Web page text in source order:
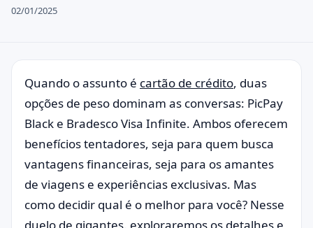
Legal
02/01/2025
Quando o assunto é cartão de crédito, duas
opções de peso dominam as conversas: PicPay
Black e Bradesco Visa Infinite. Ambos oferecem
benefícios tentadores, seja para quem busca
vantagens financeiras, seja para os amantes
de viagens e experiências exclusivas. Mas
como decidir qual é o melhor para você? Nesse